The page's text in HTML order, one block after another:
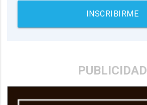
INSCRIBIRME
PUBLICIDAD